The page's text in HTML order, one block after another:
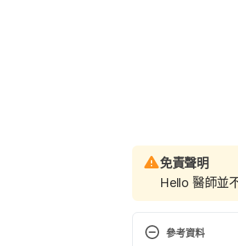
免責聲明
Hello 醫師並
參考資料